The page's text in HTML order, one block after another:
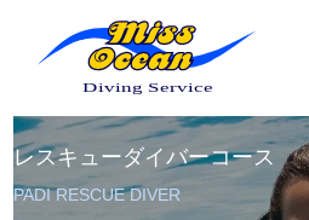
レスキューダイバーコース
PADI RESCUE DIVER